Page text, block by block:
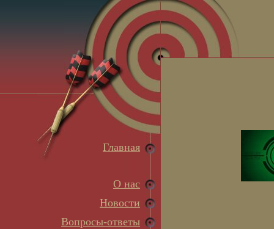
Главная
О нас
Новости
Вопросы-ответы